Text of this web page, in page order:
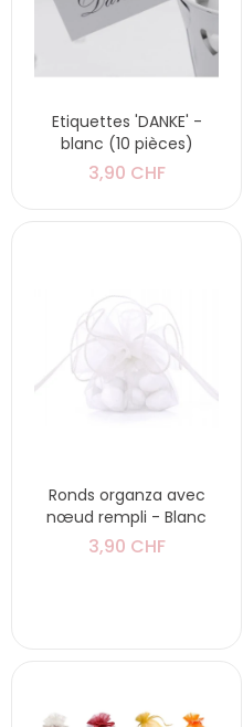
Etiquettes 'DANKE' -
blanc (10 pièces)
3,90 CHF
Ronds organza avec
nœud rempli - Blanc
3,90 CHF